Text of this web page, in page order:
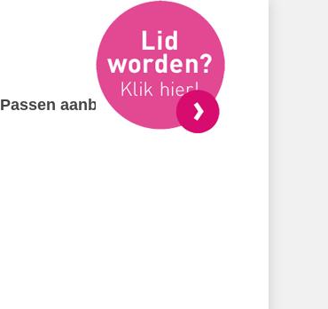
Passen aanbieden Contact